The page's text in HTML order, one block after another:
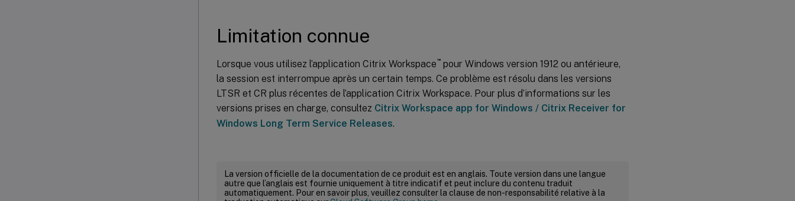
Limitation connue
Lorsque vous utilisez l’application Citrix Workspace ™ pour Windows version 1912 ou antérieure,
la session est interrompue après un certain temps. Ce problème est résolu dans les versions
LTSR et CR plus récentes de l’application Citrix Workspace. Pour plus d’informations sur les
versions prises en charge, consultez Citrix Workspace app for Windows / Citrix Receiver for
Windows Long Term Service Releases.
La version officielle de la documentation de ce produit est en anglais. Toute version dans une langue
autre que l’anglais est fournie uniquement à titre indicatif et peut inclure du contenu traduit
automatiquement. Pour en savoir plus, veuillez consulter la clause de non-responsabilité relative à la